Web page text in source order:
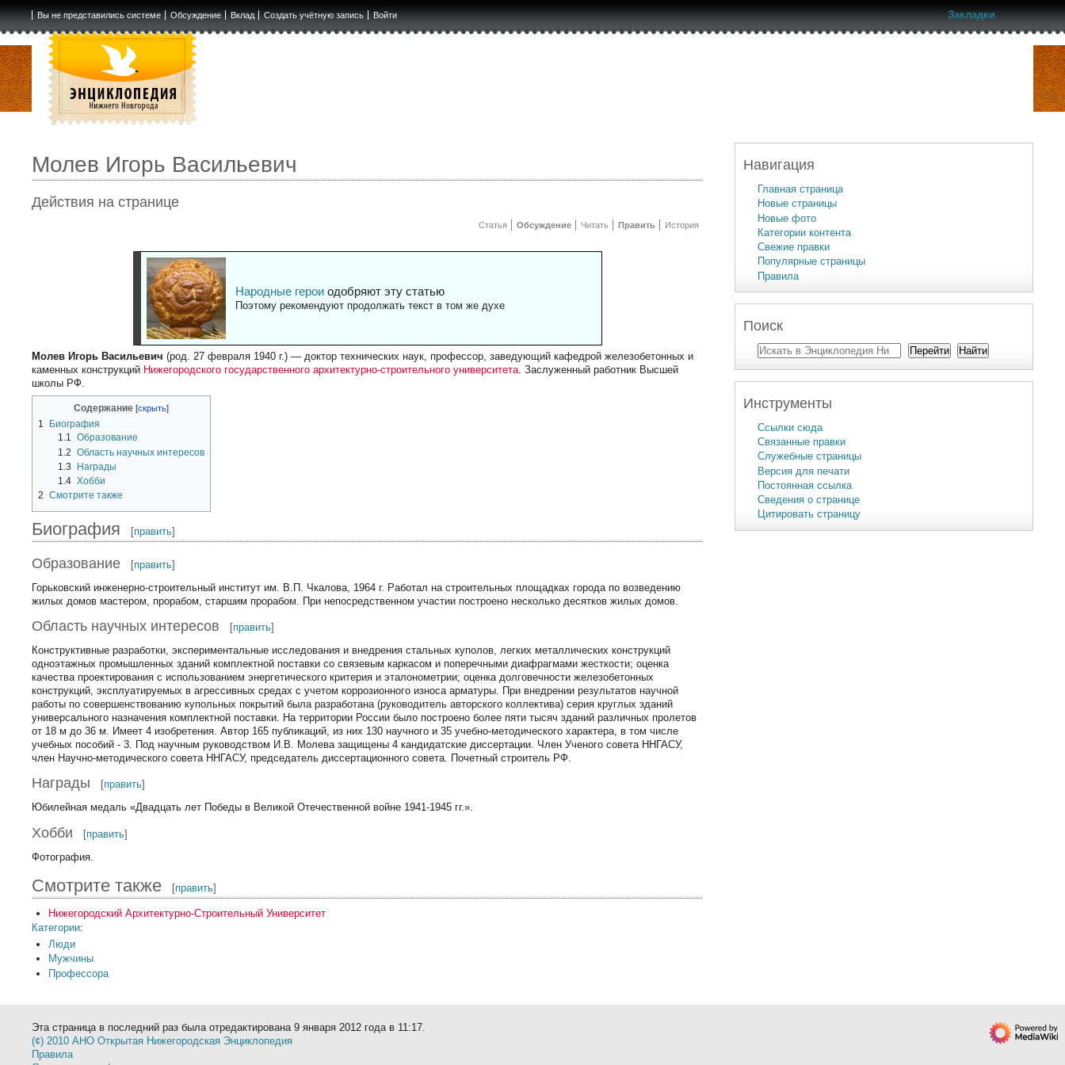
Вы не представились системе Обсуждение Вклад Создать учётную запись Войти Закладки
Молев Игорь Васильевич
Действия на странице
Статья Обсуждение Читать Править История
Народные героиодобряют эту статью
Поэтому рекомендуют продолжать текст в том же духе
Молев Игорь Васильевич (род. 27 февраля 1940 г.) — доктор технических наук, профессор, заведующий кафедрой железобетонных и
каменных конструкций Нижегородского государственного архитектурно-строительного университета. Заслуженный работник Высшей
школы РФ.
Содержание
1
Биография
1.1 Образование
1.2 Область научных интересов
1.3
Награды
1.4 Хобби
2 Смотрите также
Биография [править]
Образование [править]
Горьковский инженерно-строительный институт им. В.П. Чкалова, 1964 г. Работал на строительных площадках города по возведению
жилых домов мастером, прорабом, старшим прорабом. При непосредственном участии построено несколько десятков жилых домов.
Область научных интересов [править]
Конструктивные разработки, экспериментальные исследования и внедрения стальных куполов, легких металлических конструкций
одноэтажных промышленных зданий комплектной поставки со связевым каркасом и поперечными диафрагмами жесткости; оценка
качества проектирования с использованием энергетического критерия и эталонометрии; оценка долговечности железобетонных
конструкций, эксплуатируемых в агрессивных средах с учетом коррозионного износа арматуры. При внедрении результатов научной
работы по совершенствованию купольных покрытий была разработана (руководитель авторского коллектива) серия круглых зданий
универсального назначения комплектной поставки. На территории России было построено более пяти тысяч зданий различных пролетов
от 18 м до 36 м. Имеет 4 изобретения. Автор 165 публикаций, из них 130 научного и 35 учебно-методического характера, в том числе
учебных пособий - 3. Под научным руководством И.В. Молева защищены 4 кандидатские диссертации. Член Ученого совета ННГАСУ,
член Научно-методического совета ННГАСУ, председатель диссертационного совета. Почетный строитель РФ.
Награды [править]
Юбилейная медаль «Двадцать лет Победы в Великой Отечественной войне 1941-1945 гг.».
Хобби [править]
Фотография.
Смотрите также [править]
Нижегородский Архитектурно-Строительный Университет
Категории:
Люди
Мужчины
Профессора
Навигация
Главная страница
Новые страницы
Новые фото
Категории контента
Свежие правки
Популярные страницы
Правила
Поиск
Инструменты
Ссылки сюда
Связанные правки
Служебные страницы
Версия для печати
Постоянная ссылка
Сведения о странице
Цитировать страницу
Эта страница в последний раз была отредактирована 9 января 2012 года в 11:17.
(¢) 2010 АНО Открытая Нижегородская Энциклопедия
Правила